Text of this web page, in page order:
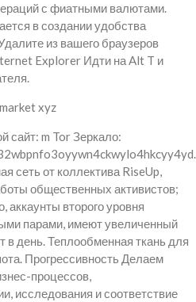
с фиатными валютами.
в создании удобства
из вашего браузеров
Explorer Идти на Alt T и
сайт: m Tor Зеркало:
сеть от коллектива RiseUp,
общественных активистов;
аккаунты второго уровня
парами, имеют увеличенный
в день. Теплообменная ткань для
Прогрессивность Делаем
процессов,
исследования и соответствие